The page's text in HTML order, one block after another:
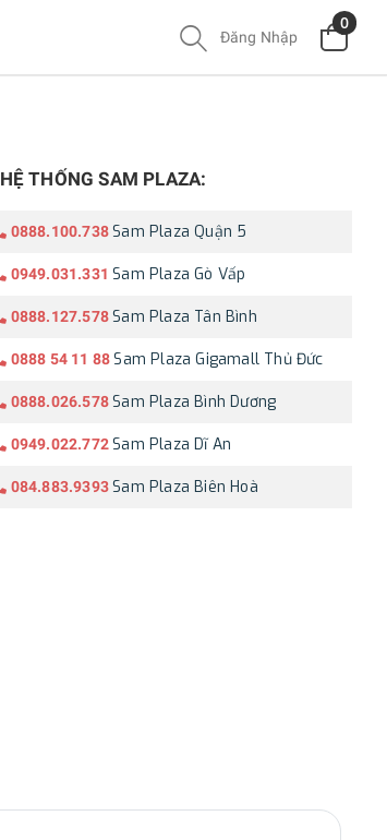
Đăng Nhập
0
HỆ THỐNG SAM PLAZA:
0888.100.738 Sam Plaza Quận 5
0949.031.331 Sam Plaza Gò Vấp
0888.127.578 Sam Plaza Tân Bình
0888 54 11 88 Sam Plaza Gigamall Thủ Đức
0888.026.578 Sam Plaza Bình Dương
0949.022.772 Sam Plaza Dĩ An
084.883.9393 Sam Plaza Biên Hoà